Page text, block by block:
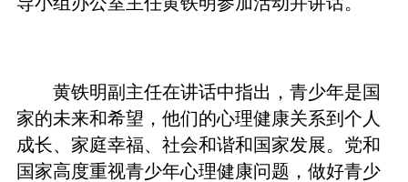
黄铁明副主任在讲话中指出，青少年是国
家的未来和希望，他们的心理健康关系到个人
成长、家庭幸福、社会和谐和国家发展。党和
国家高度重视青少年心理健康问题，做好青少